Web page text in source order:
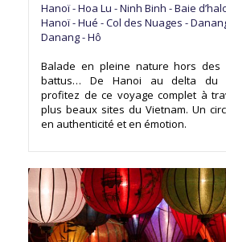
Hanoï - Hoa Lu - Ninh Binh - Baie
Hanoï - Hué - Col des Nuages -
Danang - Hô
Balade en pleine nature hors des
battus… De Hanoi au delta du
profitez de ce voyage complet à
plus beaux sites du Vietnam. Un
en authenticité et en émotion.